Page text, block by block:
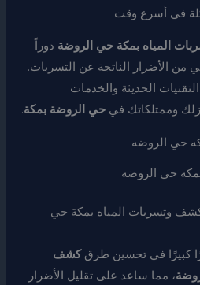
في أسرع وقت.
المياه بمكة حي الروضة دوراً
من الأضرار الناتجة عن التسربات.
الحديثة والخدمات
وممتلكاتك فيحي الروضة بمكة.
حي الروضه
كشف وتسربات المياه بمكة حي
كبيرًا في تحسين طرقكشف
، مما ساعد على تقليل الأضرار